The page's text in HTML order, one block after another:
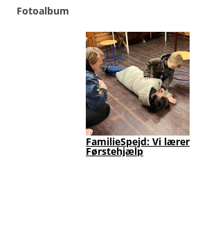
Fotoalbum
FamilieSpejd: Vi lærer
Førstehjælp